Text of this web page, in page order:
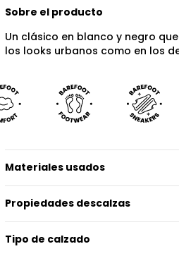
Sobre el producto
Un clásico en blanco y negro
los looks urbanos como en los
Materiales usados
Propiedades descalzas
Tipo de calzado